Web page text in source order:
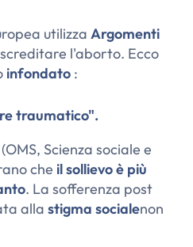
utilizza Argomenti
l'aborto. Ecco
infondato :
traumatico".
Scienza sociale e
che il sollievo è più
. La sofferenza post
alla stigma socialenon